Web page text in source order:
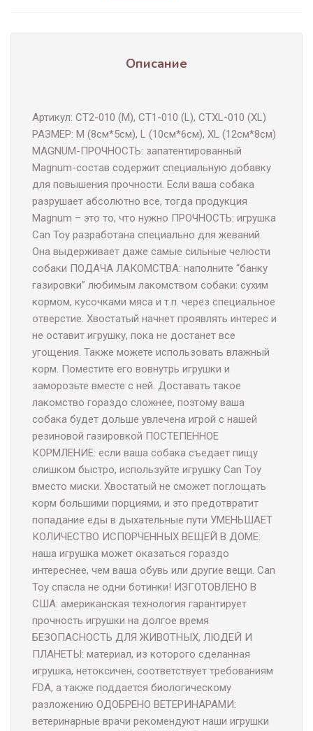
Описание
Артикул: CT2-010 (M), CT1-010 (L), CTXL-010 (XL)
РАЗМЕР: M (8см*5см), L (10см*6см), XL (12см*8см)
MAGNUM-ПРОЧНОСТЬ: запатентированный
Magnum-состав содержит специальную добавку
для повышения прочности. Если ваша собака
разрушает абсолютно все, тогда продукция
Magnum – это то, что нужно ПРОЧНОСТЬ: игрушка
Can Toy разработана специально для жеваний.
Она выдерживает даже самые сильные челюсти
собаки ПОДАЧА ЛАКОМСТВА: наполните “банку
газировки” любимым лакомством собаки: сухим
кормом, кусочками мяса и т.п. через специальное
отверстие. Хвостатый начнет проявлять интерес и
не оставит игрушку, пока не достанет все
угощения. Также можете использовать влажный
корм. Поместите его вовнутрь игрушки и
заморозьте вместе с ней. Доставать такое
лакомство гораздо сложнее, поэтому ваша
собака будет дольше увлечена игрой с нашей
резиновой газировкой ПОСТЕПЕННОЕ
КОРМЛЕНИЕ: если ваша собака съедает пищу
слишком быстро, используйте игрушку Can Toy
вместо миски. Хвостатый не сможет поглощать
корм большими порциями, и это предотвратит
попадание еды в дыхательные пути УМЕНЬШАЕТ
КОЛИЧЕСТВО ИСПОРЧЕННЫХ ВЕЩЕЙ В ДОМЕ:
наша игрушка может оказаться гораздо
интереснее, чем ваша обувь или другие вещи. Can
Toy спасла не одни ботинки! ИЗГОТОВЛЕНО В
США: американская технология гарантирует
прочность игрушки на долгое время
БЕЗОПАСНОСТЬ ДЛЯ ЖИВОТНЫХ, ЛЮДЕЙ И
ПЛАНЕТЫ: материал, из которого сделанная
игрушка, нетоксичен, соответствует требованиям
FDA, а также поддается биологическому
разложению ОДОБРЕНО ВЕТЕРИНАРАМИ:
ветеринарные врачи рекомендуют наши игрушки